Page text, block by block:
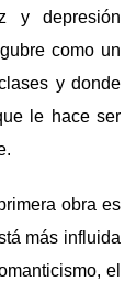
y depresión
como un
y donde
le hace ser
obra es
más influida
el